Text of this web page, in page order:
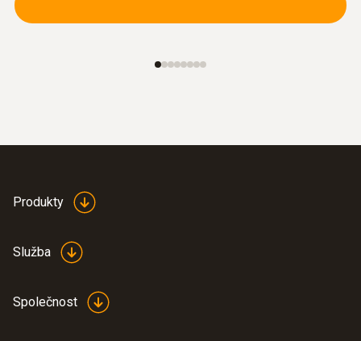
Produkty
Služba
Společnost